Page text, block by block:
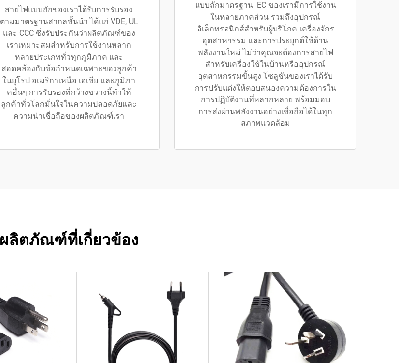
สายไฟแบบถักของเราได้รับการรับรอง
ตามมาตรฐานสากลชั้นนำ ได้แก่ VDE, UL
และ CCC ซึ่งรับประกันว่าผลิตภัณฑ์ของ
เราเหมาะสมสำหรับการใช้งานหลาก
หลายประเภททั่วทุกภูมิภาค และ
สอดคล้องกับข้อกำหนดเฉพาะของลูกค้า
ในยุโรป อเมริกาเหนือ เอเชีย และภูมิภา
คอื่นๆ การรับรองที่กว้างขวางนี้ทำให้
ลูกค้าทั่วโลกมั่นใจในความปลอดภัยและ
ความน่าเชื่อถือของผลิตภัณฑ์เรา
แบบถักมาตรฐาน IEC ของเรามีการใช้งาน
ในหลายภาคส่วน รวมถึงอุปกรณ์
อิเล็กทรอนิกส์สำหรับผู้บริโภค เครื่องจักร
อุตสาหกรรม และการประยุกต์ใช้ด้าน
พลังงานใหม่ ไม่ว่าคุณจะต้องการสายไฟ
สำหรับเครื่องใช้ในบ้านหรืออุปกรณ์
อุตสาหกรรมขั้นสูง โซลูชันของเราได้รับ
การปรับแต่งให้ตอบสนองความต้องการใน
การปฏิบัติงานที่หลากหลาย พร้อมมอบ
การส่งผ่านพลังงานอย่างเชื่อถือได้ในทุก
สภาพแวดล้อม
ผลิตภัณฑ์ที่เกี่ยวข้อง